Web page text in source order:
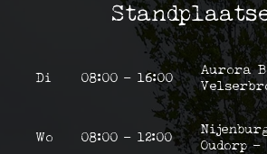
Di 08:00 - 16:00
Aurora
Wo 08:00 - 12:00
Oudorp